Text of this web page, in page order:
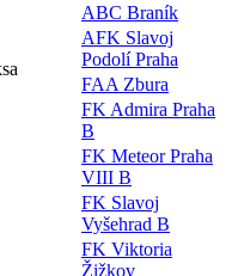
ABC Braník
AFK Slavoj
Podolí Praha
FAA Zbura
FK Admira Praha
B
FK Meteor Praha
VIII B
FK Slavoj
Vyšehrad B
FK Viktoria
Žižkov